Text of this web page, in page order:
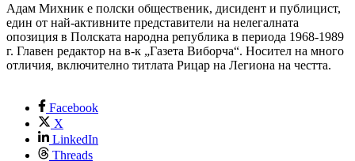
Адам Михник е полски общественик, дисидент и публицист,
един от най-активните представители на нелегалната
опозиция в Полската народна република в периода 1968-1989
г. Главен редактор на в-к „Газета Виборча“. Носител на много
отличия, включително титлата Рицар на Легиона на честта.
Facebook
X
LinkedIn
Threads